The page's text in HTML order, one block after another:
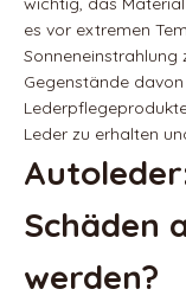
es vor extremen
Gegenstände
Leder zu erhalten
Schäden
werden?